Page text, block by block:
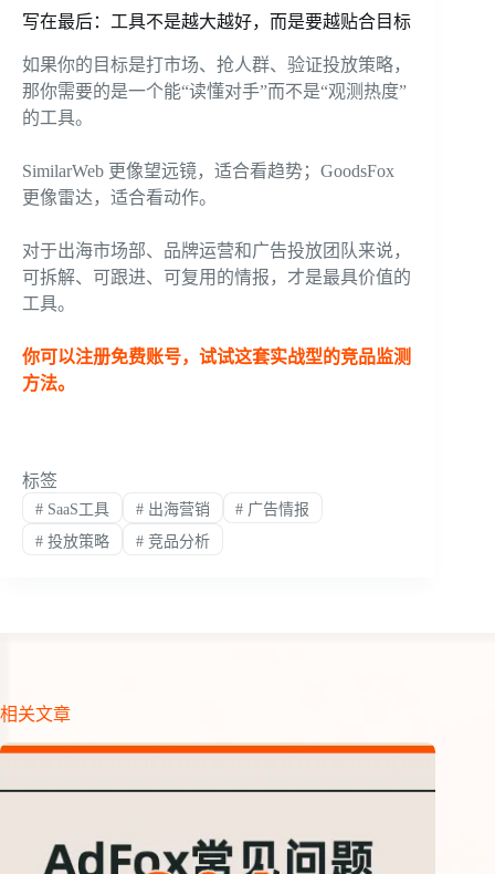
写在最后：工具不是越大越好，而是要越贴合目标
如果你的目标是打市场、抢人群、验证投放策略，
那你需要的是一个能“读懂对手”而不是“观测热度”
的工具。
SimilarWeb 更像望远镜，适合看趋势；GoodsFox
更像雷达，适合看动作。
对于出海市场部、品牌运营和广告投放团队来说，
可拆解、可跟进、可复用的情报，才是最具价值的
工具。
你可以注册免费账号，试试这套实战型的竞品监测
方法。
标签
#SaaS工具 #出海营销 # 广告情报
#投放策略 #竞品分析
相关文章